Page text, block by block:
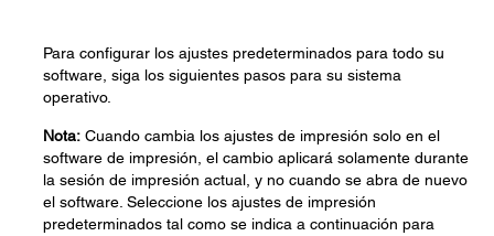
Para configurar los ajustes predeterminados para todo su
software, siga los siguientes pasos para su sistema
operativo.
Nota: Cuando cambia los ajustes de impresión solo en el
software de impresión, el cambio aplicará solamente durante
la sesión de impresión actual, y no cuando se abra de nuevo
el software. Seleccione los ajustes de impresión
predeterminados tal como se indica a continuación para